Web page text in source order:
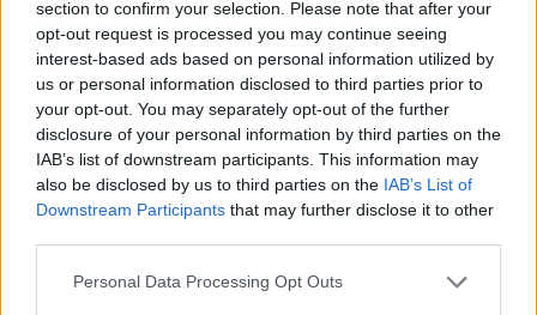
section to confirm your selection. Please note that after your
opt-out request is processed you may continue seeing
interest-based ads based on personal information utilized by
us or personal information disclosed to third parties prior to
your opt-out. You may separately opt-out of the further
disclosure of your personal information by third parties on the
IAB’s list of downstream participants. This information may
also be disclosed by us to third parties on the IAB’s List of
Downstream Participants that may further disclose it to other
Personal Data Processing Opt Outs
Opozorilo:
Po 297. členu Kazenskega zakonika je
posameznik kazensko odgovoren za javno spodbujanje
sovraštva, nasilja ali nestrpnosti. Komentarji z žaljivimi,
rasističnimi, diskriminatornimi ali nezakonitimi vsebinami
bodo odstranjeni. Pravila komentiranja →
Failed to fetch